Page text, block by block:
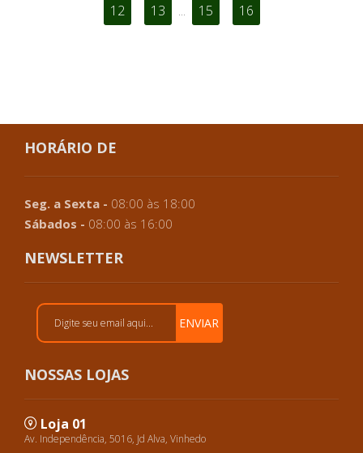
12
13 ... 15 16
HORÁRIO DE
Seg. a Sexta - 08:00 às 18:00
Sábados - 08:00 às 16:00
NEWSLETTER
ENVIAR
NOSSAS LOJAS
Loja 01
Av. Independência, 5016, Jd Alva, Vinhedo